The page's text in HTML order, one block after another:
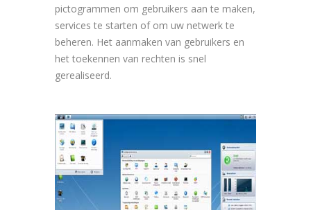
pictogrammen om gebruikers aan te maken,
services te starten of om uw netwerk te
beheren. Het aanmaken van gebruikers en
het toekennen van rechten is snel
gerealiseerd.